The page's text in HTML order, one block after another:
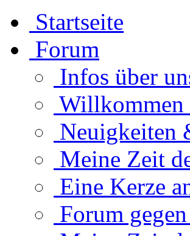
Startseite
Forum
Infos über
Willkommen
Neuigkeiten
Meine Zeit
Eine Kerze
Forum